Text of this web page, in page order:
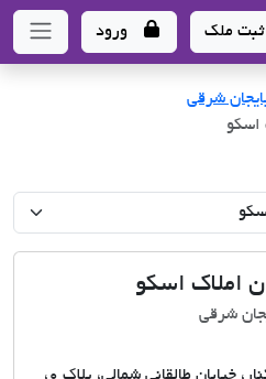
املاک و مشاورین املاک
ثبت ملک ورود
املاکشرقی
اسکو
املاک اسکو
شرقی
بلوار بسیج، خیابان چای کنار، خیابان طالقانی شمالی، پلاک 0،